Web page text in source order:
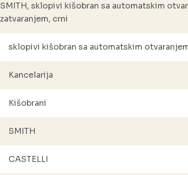
SMITH, sklopivi kišobran sa automatskim
zatvaranjem, crni
sklopivi kišobran sa automatskim
Kancelarija
Kišobrani
SMITH
CASTELLI